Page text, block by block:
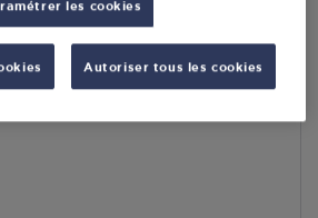
Accès
les cookies
Autoriser tous les cookies